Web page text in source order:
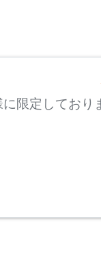
限定しており